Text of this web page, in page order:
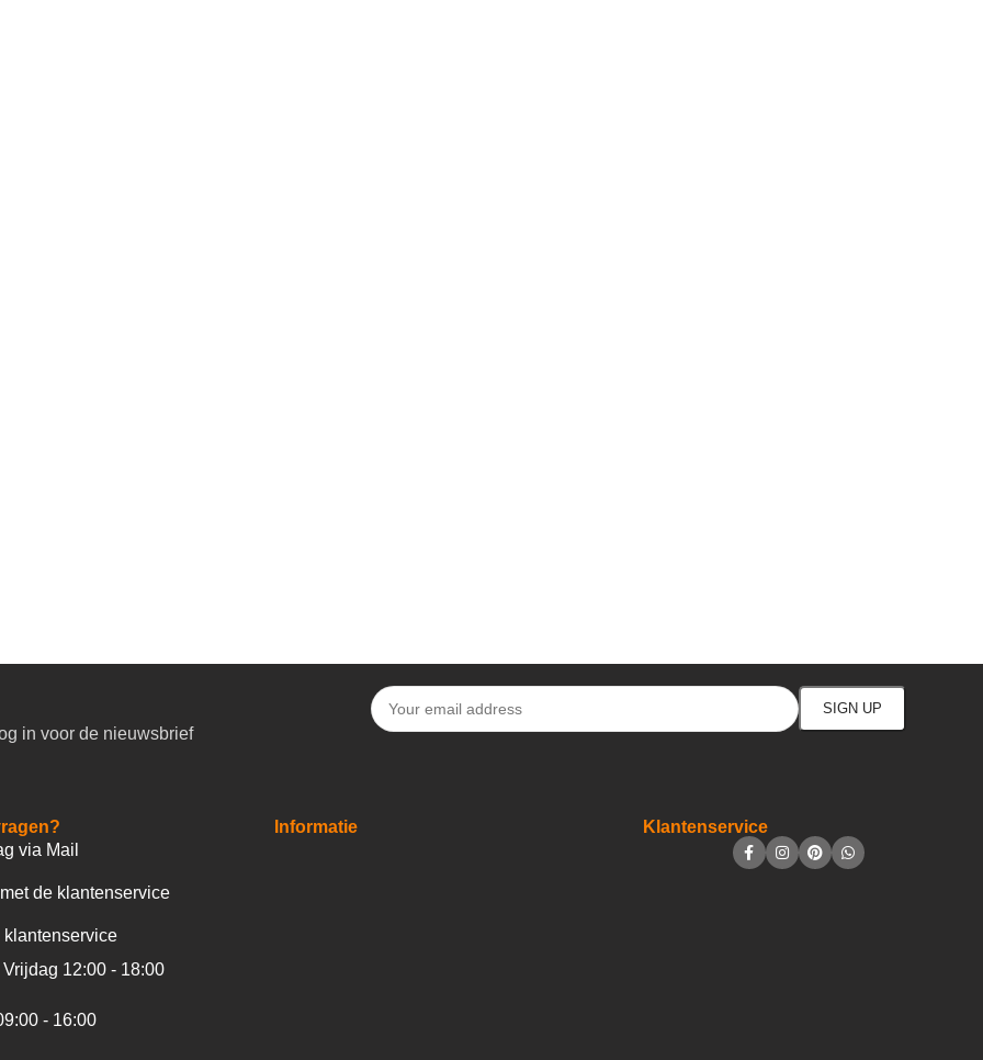
in voor de nieuwsbrief
via Mail
de klantenservice
klantenservice
12:00 - 18:00
- 16:00
Informatie Klantenservice